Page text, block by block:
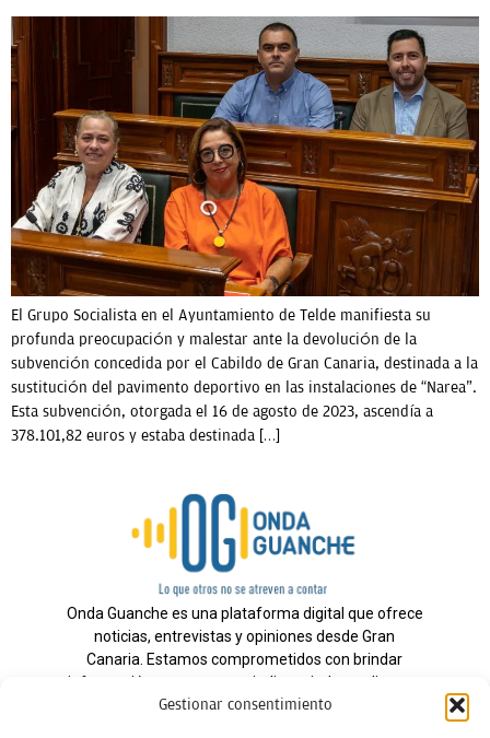
Gestionar consentimiento
El Grupo Socialista en el Ayuntamiento de Telde manifiesta su
profunda preocupación y malestar ante la devolución de la
subvención concedida por el Cabildo de Gran Canaria, destinada a la
sustitución del pavimento deportivo en las instalaciones de “Narea”.
Esta subvención, otorgada el 16 de agosto de 2023, ascendía a
378.101,82 euros y estaba destinada […]
Onda Guanche es una plataforma digital que ofrece
noticias, entrevistas y opiniones desde Gran
Canaria. Estamos comprometidos con brindar
información veraz y un periodismo independiente a
nuestra audiencia.